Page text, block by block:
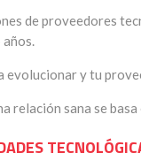
de proveedores
evolucionar y tu
relación sana se